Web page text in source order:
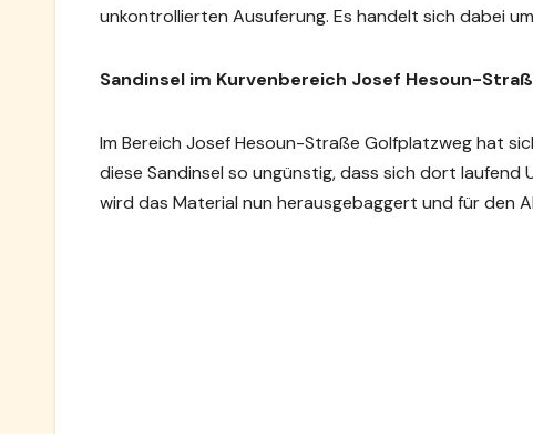
unkontrollierten Ausuferung. Es handelt sich dabei
Sandinsel im Kurvenbereich Josef Hesoun-
Im Bereich Josef Hesoun-Straße Golfplatzweg hat
diese Sandinsel so ungünstig, dass sich dort laufend
wird das Material nun herausgebaggert und für den